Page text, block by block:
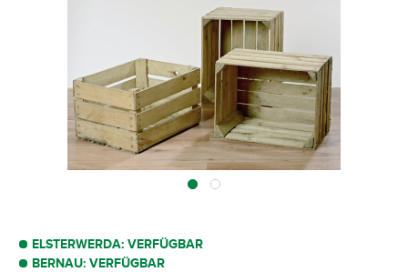
ELSTERWERDA: VERFÜGBAR
BERNAU: VERFÜGBAR